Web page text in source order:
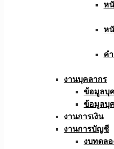
ห
ห
ค
งานบุคลากร
ข้อมูลบุ
ข้อมูลบุ
งานการเงิน
งานการบัญชี
งบทดล